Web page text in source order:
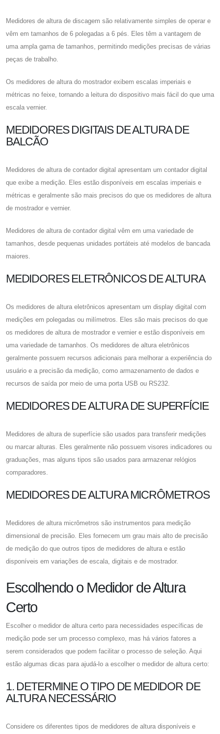
Medidores de altura de discagem são relativamente simples de operar e
vêm em tamanhos de 6 polegadas a 6 pés. Eles têm a vantagem de
uma ampla gama de tamanhos, permitindo medições precisas de várias
peças de trabalho.
Os medidores de altura do mostrador exibem escalas imperiais e
métricas no feixe, tornando a leitura do dispositivo mais fácil do que uma
escala vernier.
MEDIDORES DIGITAIS DE ALTURA DE
BALCÃO
Medidores de altura de contador digital apresentam um contador digital
que exibe a medição. Eles estão disponíveis em escalas imperiais e
métricas e geralmente são mais precisos do que os medidores de altura
de mostrador e vernier.
Medidores de altura de contador digital vêm em uma variedade de
tamanhos, desde pequenas unidades portáteis até modelos de bancada
maiores.
MEDIDORES ELETRÔNICOS DE ALTURA
Os medidores de altura eletrônicos apresentam um display digital com
medições em polegadas ou milímetros. Eles são mais precisos do que
os medidores de altura de mostrador e vernier e estão disponíveis em
uma variedade de tamanhos. Os medidores de altura eletrônicos
geralmente possuem recursos adicionais para melhorar a experiência do
usuário e a precisão da medição, como armazenamento de dados e
recursos de saída por meio de uma porta USB ou RS232.
MEDIDORES DE ALTURA DE SUPERFÍCIE
Medidores de altura de superfície são usados ​​para transferir medições
ou marcar alturas. Eles geralmente não possuem visores indicadores ou
graduações, mas alguns tipos são usados ​​para armazenar relógios
comparadores.
MEDIDORES DE ALTURA MICRÔMETROS
Medidores de altura micrômetros são instrumentos para medição
dimensional de precisão. Eles fornecem um grau mais alto de precisão
de medição do que outros tipos de medidores de altura e estão
disponíveis em variações de escala, digitais e de mostrador.
Escolhendo o Medidor de Altura
Certo
Escolher o medidor de altura certo para necessidades específicas de
medição pode ser um processo complexo, mas há vários fatores a
serem considerados que podem facilitar o processo de seleção. Aqui
estão algumas dicas para ajudá-lo a escolher o medidor de altura certo:
1. DETERMINE O TIPO DE MEDIDOR DE
ALTURA NECESSÁRIO
Considere os diferentes tipos de medidores de altura disponíveis e